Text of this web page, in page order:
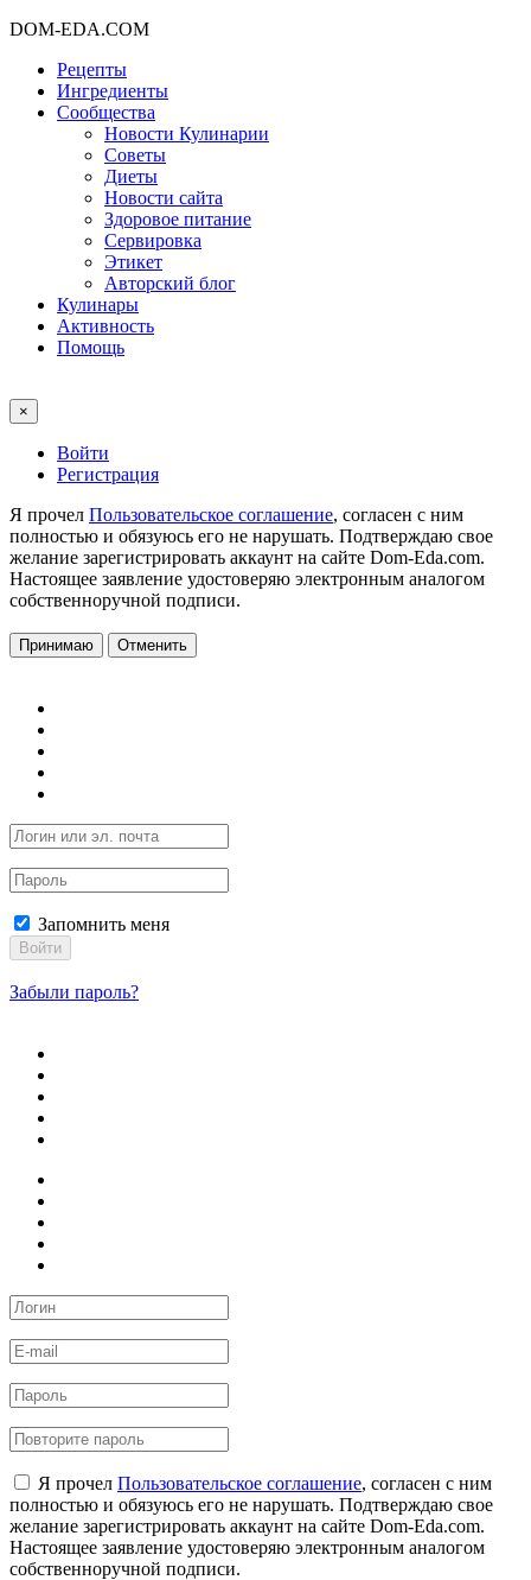
DOM-EDA.COM
Рецепты
Ингредиенты
Сообщества
Новости Кулинарии
Советы
Диеты
Новости сайта
Здоровое питание
Сервировка
Этикет
Авторский блог
Кулинары
Активность
Помощь
×
Войти
Регистрация
Я прочел Пользовательское соглашение, согласен с ним
полностью и обязуюсь его не нарушать. Подтверждаю свое
желание зарегистрировать аккаунт на сайте Dom-Eda.com.
Настоящее заявление удостоверяю электронным аналогом
собственноручной подписи.
Принимаю Отменить
Запомнить меня
Войти
Забыли пароль?
Я прочел Пользовательское соглашение, согласен с ним
полностью и обязуюсь его не нарушать. Подтверждаю свое
желание зарегистрировать аккаунт на сайте Dom-Eda.com.
Настоящее заявление удостоверяю электронным аналогом
собственноручной подписи.